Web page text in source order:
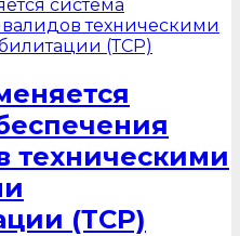
техническими
(ТСР)